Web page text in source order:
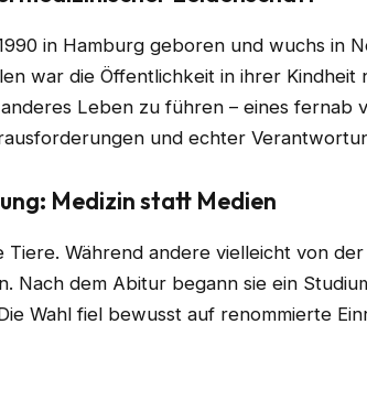
in Hamburg geboren und wuchs in
war die Öffentlichkeit in ihrer Kindheit
Leben zu führen – eines fernab
und echter
Medizin statt Medien
Tiere. Während andere vielleicht von
Nach dem Abitur begann sie ein
Wahl fiel bewusst auf renommierte